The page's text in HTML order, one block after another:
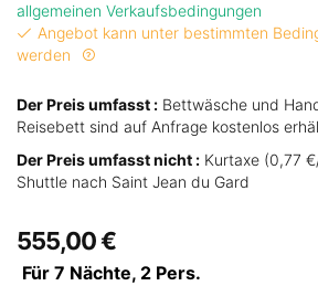
allgemeinen Verkaufsbedingungen
Angebot kann unter bestimmten
werden
Der Preis umfasst : Bettwäsche und
Reisebett sind auf Anfrage kostenlos
Der Preis umfasst nicht : Kurtaxe (0,77
Shuttle nach Saint Jean du Gard
555,00 €
Für 7 Nächte, 2 Pers.